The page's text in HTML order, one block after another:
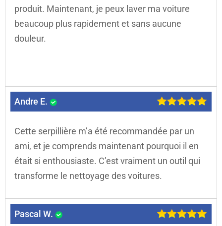
produit. Maintenant, je peux laver ma voiture
beaucoup plus rapidement et sans aucune
douleur.
Andre E.
Cette serpillière m’a été recommandée par un
ami, et je comprends maintenant pourquoi il en
était si enthousiaste. C’est vraiment un outil qui
transforme le nettoyage des voitures.
Pascal W.